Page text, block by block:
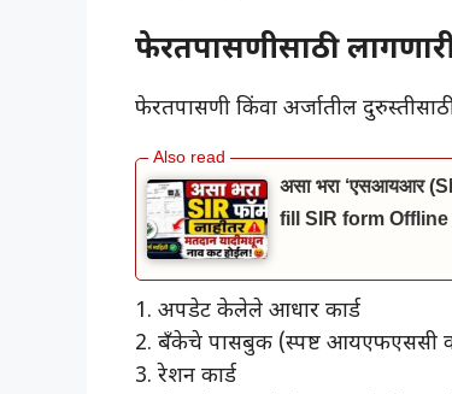
फेरतपासणीसाठी
​फेरतपासणी किंवा अर्जातील
असा भरा ‘एसआयआर
fill SIR form Offline
1. अपडेट केलेले आधार कार्ड
2. बँकेचे पासबुक (स्पष्ट आयएफएससी
3. रेशन कार्ड